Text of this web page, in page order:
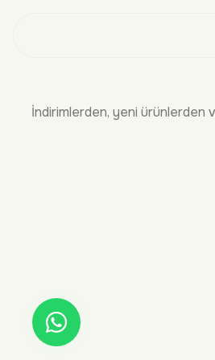
İndirimlerden, yeni ürünlerden